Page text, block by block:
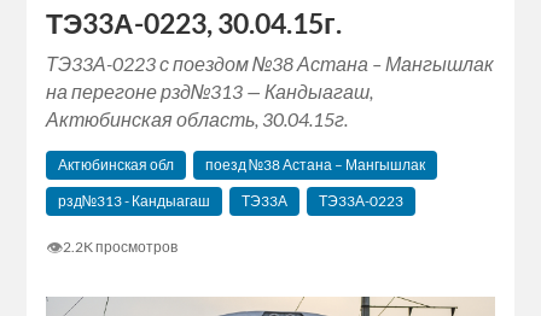
ТЭ33А-0223, 30.04.15г.
ТЭ33А-0223 с поездом №38 Астана – Мангышлак
на перегоне рзд№313 — Кандыагаш,
Актюбинская область, 30.04.15г.
Актюбинская обл
поезд №38 Астана – Мангышлак
рзд№313 - Кандыагаш
ТЭ33А ТЭ33А-0223
👁2.2K просмотров